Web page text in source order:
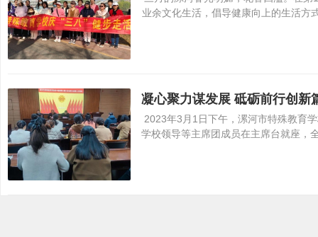
业余文化生活，倡导健康向上的生活方
2023年3月1日下午，漯河市特殊教育
学校领导等主席团成员在主席台就座